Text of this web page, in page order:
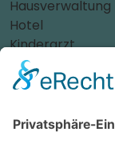
Hausverwaltung
Hotel
Kinderarzt
Weitere
Zahnarzt